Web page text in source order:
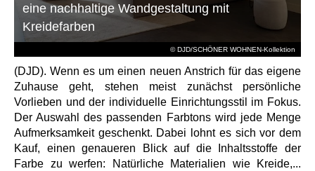
© DJD/SCHÖNER WOHNEN-Kollektion
eine nachhaltige Wandgestaltung mit
Kreidefarben
(DJD). Wenn es um einen neuen Anstrich für das eigene
Zuhause geht, stehen meist zunächst persönliche
Vorlieben und der individuelle Einrichtungsstil im Fokus.
Der Auswahl des passenden Farbtons wird jede Menge
Aufmerksamkeit geschenkt. Dabei lohnt es sich vor dem
Kauf, einen genaueren Blick auf die Inhaltsstoffe der
Farbe zu werfen: Natürliche Materialien wie Kreide,...